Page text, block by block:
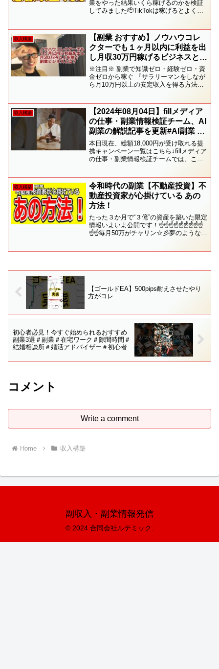
業をやった結果いくら稼げるのかを検証
してみました🫡TikTokは稼げるとよく噂
風に稼げるのかは意外と知らない方も多
いの...
収入構築
【副業 おすすめ】ノウハウコレ
クターでも１ヶ月以内に利益を出
し月収30万円稼げるビジネスと
は？副業・脱サラコンサルタント
の私がシェア★稼げないセミナー
ジプシーを脱却する副収入構築方
※注目※ 副業で知識ゼロ・経験ゼロ・資
金ゼロから稼ぐ 『サラリーマンをしなが
ら月10万円以上の安定収入を得る方法』
入れてください。 →（icould、hotmail...
収入構築
【2024年08月04日】fillメディア
の仕事・副業情報検証チーム、AI
副業の解説記事を更新#AI副業 #
副業 #副収入 #在宅ワーク #リモ
ートワーク #初心者向け #稼ぐ #
副業探し
本日現在、総額18,000円が受け取れる提
携キャンペーン一覧はこちら↓fillメディア
の仕事・副業情報検証チームでは、この
の更新では、以下の情報を追加致しま
し...
収入構築
令和時代の副業【不動産投資】不
動産投資家が心掛けている あの
方法！
たった３か月で“３億”の資産を築いた限定
情報いよいよ公開です！☝☝☝☝☝☝☝☝☝
☝☝毎月50万がチャリン☆彡夢のような生
【ゴールドEA】500pips耐えさせたやり
方がコレ
初心者必見！今すぐ始められるおすすめ
副業3選＃副業＃在宅ワーク＃隙間時間＃
結婚相談所＃婚活アドバイザー＃初心者
コメント
Write a comment
Home 収入構築
副収入・副業情報発信
© 2024 合同会社ルテミック.